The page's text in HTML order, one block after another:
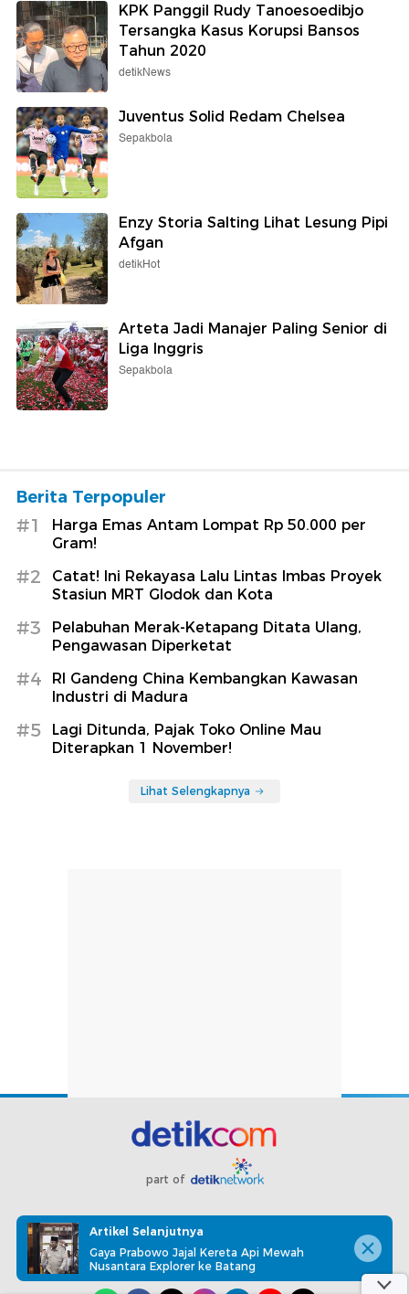
KPK Panggil Rudy Tanoesoedibjo
Tersangka Kasus Korupsi Bansos
Tahun 2020
detikNews
Juventus Solid Redam Chelsea
Sepakbola
Enzy Storia Salting Lihat Lesung Pipi
Afgan
detikHot
Arteta Jadi Manajer Paling Senior di
Liga Inggris
Sepakbola
Berita Terpopuler
#1
Harga Emas Antam Lompat Rp 50.000 per
Gram!
#2
Catat! Ini Rekayasa Lalu Lintas Imbas Proyek
Stasiun MRT Glodok dan Kota
#3
Pelabuhan Merak-Ketapang Ditata Ulang,
Pengawasan Diperketat
#4
RI Gandeng China Kembangkan Kawasan
Industri di Madura
#5
Lagi Ditunda, Pajak Toko Online Mau
Diterapkan 1 November!
Lihat Selengkapnya
part of
Redaksi Pedoman Media Siber Karir
Kotak Pos
Info Iklan
Privacy Policy Disclaimer
Artikel Selanjutnya
Gaya Prabowo Jajal Kereta Api Mewah
Nusantara Explorer ke Batang